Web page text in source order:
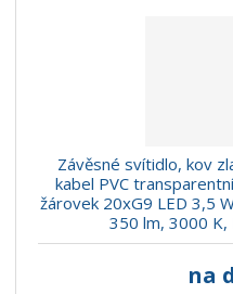
Závěsné svítidlo, kov
kabel PVC
žárovek 20xG9 LED 3,5
350 lm, 3000 K,
na